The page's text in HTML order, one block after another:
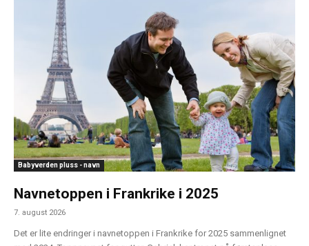
Babyverden pluss - navn
Navnetoppen i Frankrike i 2025
7. august 2026
Det er lite endringer i navnetoppen i Frankrike for 2025 sammenlignet